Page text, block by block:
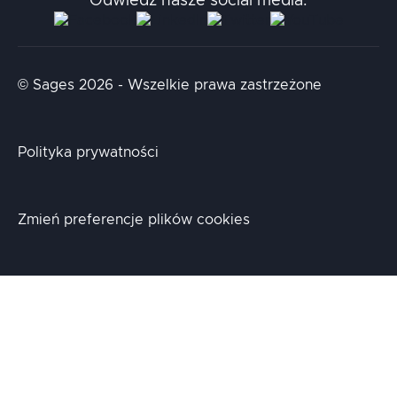
AI & NLP Day
© Sages 2026 - Wszelkie prawa zastrzeżone
Polityka prywatności
Zmień preferencje plików cookies